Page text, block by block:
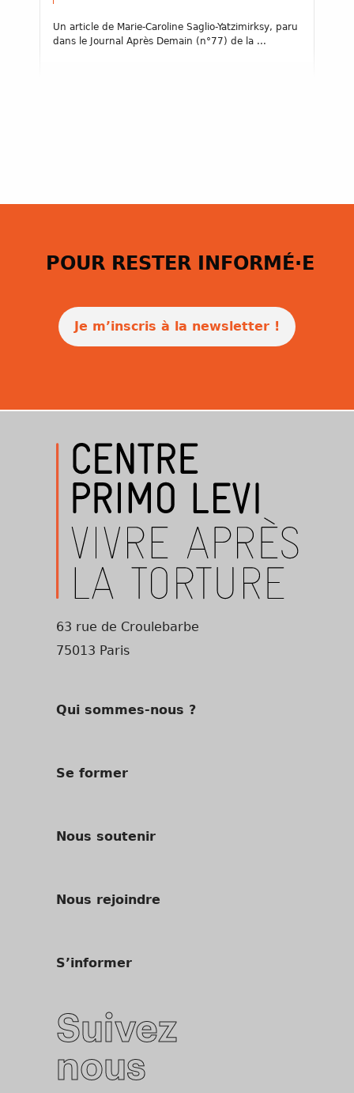
Un article de Marie-Caroline Saglio-Yatzimirksy, paru
dans le Journal Après Demain (n°77) de la ...
POUR RESTER INFORMÉ·E
Je m’inscris à la newsletter !
63 rue de Croulebarbe
75013 Paris
Qui sommes-nous ?
Se former
Nous soutenir
Nous rejoindre
S’informer
Suivez
nous